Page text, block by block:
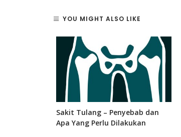
YOU MIGHT ALSO LIKE
Sakit Tulang – Penyebab dan
Apa Yang Perlu Dilakukan